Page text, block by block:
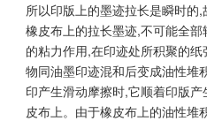
所以印版上的墨迹拉长是瞬时的
橡皮布上的拉长墨迹,不可能全
的粘力作用,在印迹处所积聚的
物同油墨印迹混和后变成油性堆
印产生滑动摩擦时,它顺着印版
皮布上。由于橡皮布上的油性堆